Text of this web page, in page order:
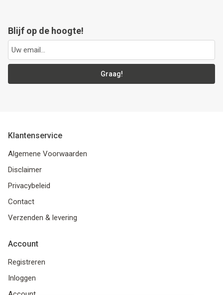
Blijf op de hoogte!
Graag!
Klantenservice
Algemene Voorwaarden
Disclaimer
Privacybeleid
Contact
Verzenden & levering
Account
Registreren
Inloggen